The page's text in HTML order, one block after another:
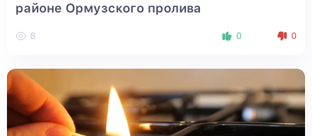
районе Ормузского пролива
8 0 0